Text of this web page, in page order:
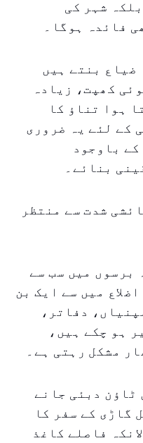
شہر کی
فائدہ ہوگا۔
ضیاع بنتے ہیں
کھپت، زیادہ
ہوا تناؤ کا
کے لئے یہ ضروری
باوجود
بنائے۔
شدت سے منتظر
برسوں میں سب سے
میں سے ایک بن
دفاتر،
ہو چکے ہیں،
مشکل رہتی ہے۔
ٹاؤن دبئی جانے
گاڑی کے سفر کا
فاصلے کاغذ